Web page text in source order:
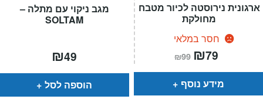
מגב ניקוי עם מתלה –
SOLTAM
₪49
הוספה לסל
ארגונית נירוסטה לכיור מטבח
מחולקת
חסר במלאי
₪99 המחיר
המקורי
היה:
₪99.
₪79
הוא:
מידע נוסף